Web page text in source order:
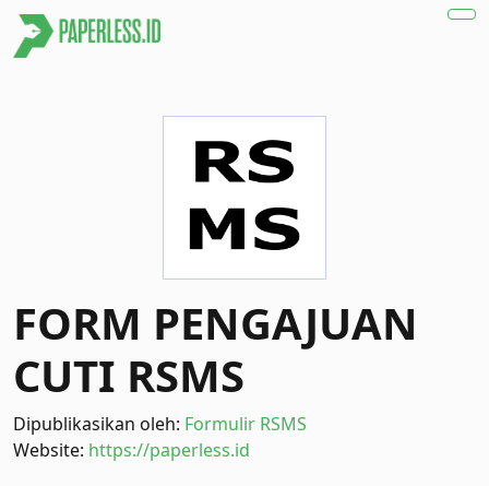
FORM PENGAJUAN
CUTI RSMS
Dipublikasikan oleh: Formulir RSMS
Website: https://paperless.id